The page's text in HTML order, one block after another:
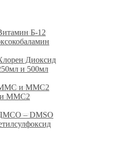
Б-12
Диоксид
и 500мл
ММС и ММС2
ММС2
– DMSO